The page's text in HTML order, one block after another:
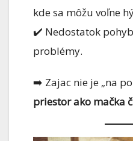
kde sa môžu voľne
✔️ Nedostatok
problémy.
➡️ Zajac nie je „na
priestor ako mačka